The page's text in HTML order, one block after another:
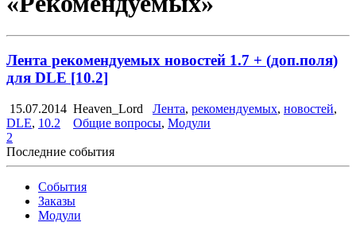
Лента рекомендуемых новостей 1.7 + (доп.поля)
для DLE [10.2]
15.07.2014 Heaven_Lord Лента, рекомендуемых, новостей,
DLE, 10.2 Общие вопросы, Модули
2
Последние события
События
Заказы
Модули